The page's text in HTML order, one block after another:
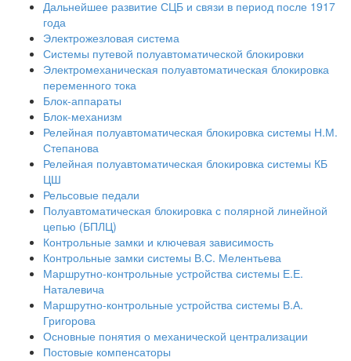
Дальнейшее развитие СЦБ и связи в период после 1917
года
Электрожезловая система
Системы путевой полуавтоматической блокировки
Электромеханическая полуавтоматическая блокировка
переменного тока
Блок-аппараты
Блок-механизм
Релейная полуавтоматическая блокировка системы Н.М.
Степанова
Релейная полуавтоматическая блокировка системы КБ
ЦШ
Рельсовые педали
Полуавтоматическая блокировка с полярной линейной
цепью (БПЛЦ)
Контрольные замки и ключевая зависимость
Контрольные замки системы В.С. Мелентьева
Маршрутно-контрольные устройства системы Е.Е.
Наталевича
Маршрутно-контрольные устройства системы В.А.
Григорова
Основные понятия о механической централизации
Постовые компенсаторы